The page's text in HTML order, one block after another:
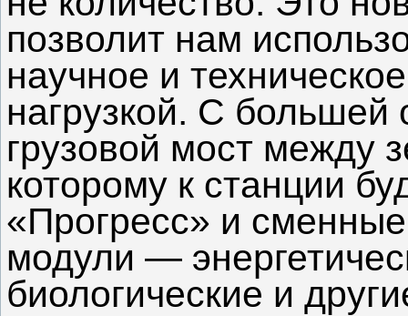
позволит нам
научное и
нагрузкой. С большей
грузовой мост между
которому к станции
«Прогресс» и
модули —
биологические и